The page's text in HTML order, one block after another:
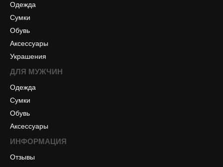
Одежда
Сумки
Обувь
Аксессуары
Украшения
ДЛЯ МУЖЧИН
Одежда
Сумки
Обувь
Аксессуары
ИНФОРМАЦИЯ
Отзывы